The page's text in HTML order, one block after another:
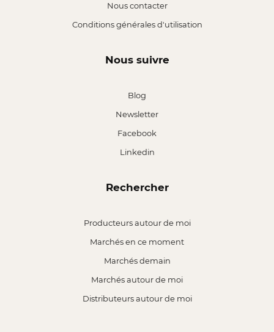
Nous contacter
Conditions générales d'utilisation
Nous suivre
Blog
Newsletter
Facebook
Linkedin
Rechercher
Producteurs autour de moi
Marchés en ce moment
Marchés demain
Marchés autour de moi
Distributeurs autour de moi